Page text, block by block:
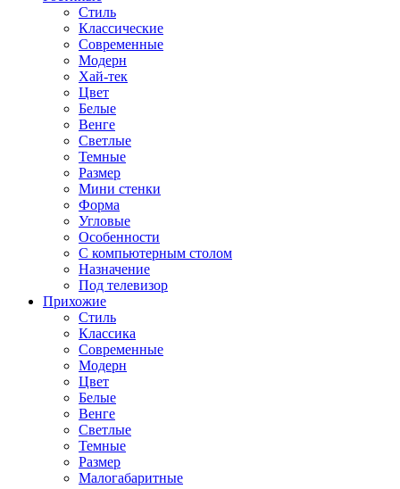
Стиль
Классические
Современные
Модерн
Хай-тек
Цвет
Белые
Венге
Светлые
Темные
Размер
Мини стенки
Форма
Угловые
Особенности
С компьютерным столом
Назначение
Под телевизор
Прихожие
Стиль
Классика
Современные
Модерн
Цвет
Белые
Венге
Светлые
Темные
Размер
Малогабаритные